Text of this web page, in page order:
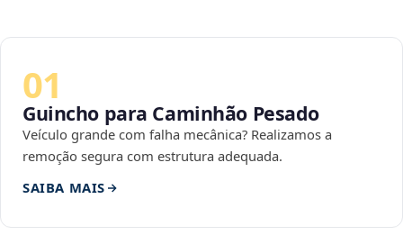
01
Guincho para Caminhão Pesado
Veículo grande com falha mecânica? Realizamos a
remoção segura com estrutura adequada.
SAIBA MAIS